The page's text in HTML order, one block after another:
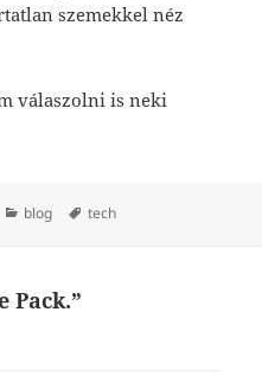
szemekkel néz
válaszolni is neki
Kategória
blog Címke
tech
Pack.”